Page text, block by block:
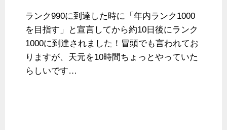
ランク990に到達した時に「年内ランク1000
を目指す」と宣言してから約10日後にランク
1000に到達されました！冒頭でも言われてお
りますが、天元を10時間ちょっとやっていた
らしいです…